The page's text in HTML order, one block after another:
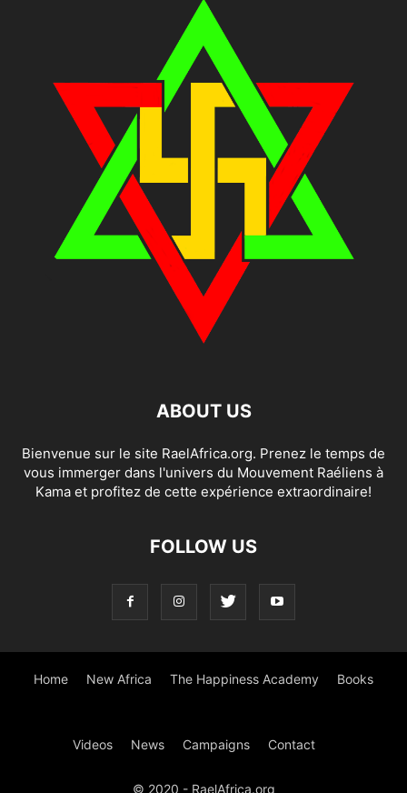
ABOUT US
Bienvenue sur le site RaelAfrica.org. Prenez le temps de
vous immerger dans l'univers du Mouvement Raéliens à
Kama et profitez de cette expérience extraordinaire!
FOLLOW US
Home New Africa The Happiness Academy Books
Videos News Campaigns Contact
© 2020 - RaelAfrica.org